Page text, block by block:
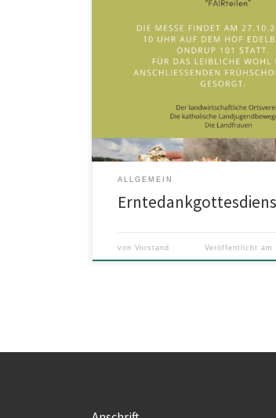
Am 26.10.2025 um 10 Uhr findet der
Erntedankgottesdienst in der St.
Seppenrade statt. Der
laden herzlich hierzu ein.
ALLGEMEIN
vonVorstand Veröffentlicht am